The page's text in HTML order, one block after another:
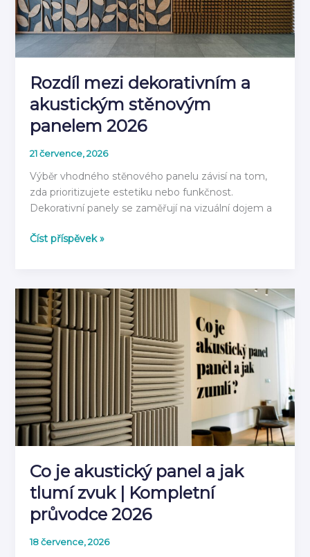
rok
2026
Rozdíl mezi dekorativním a
akustickým stěnovým
panelem 2026
21 července, 2026
Výběr vhodného stěnového panelu závisí na tom,
zda prioritizujete estetiku nebo funkčnost.
Dekorativní panely se zaměřují na vizuální dojem a
Rozdíl
a
akustickým
stěnovým
panelem
2026
Číst příspěvek »
Co je akustický panel a jak
tlumí zvuk | Kompletní
průvodce 2026
18 července, 2026